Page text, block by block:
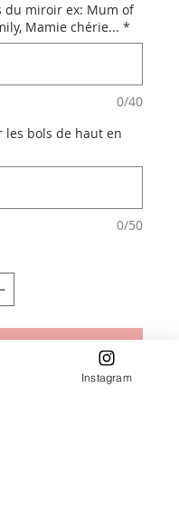
du miroir ex: Mum of
Mamie chérie... *
0/40
les bols de haut en
0/50
to Cart
Instagram